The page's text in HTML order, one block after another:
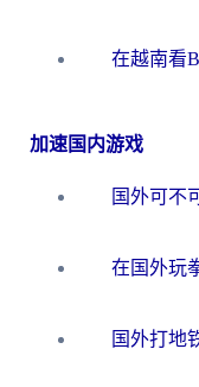
加速国内游戏